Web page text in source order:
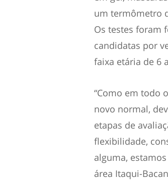
um termômetro
Os testes foram
candidatas por
faixa etária de 6
“Como em todo
novo normal,
etapas de
flexibilidade,
alguma,
área Itaqui-